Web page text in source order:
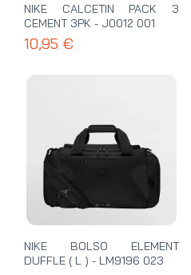
NIKE CALCETIN PACK 3
CEMENT 3PK - J0012 001
10,95 €
NIKE BOLSO ELEMENT
DUFFLE ( L ) - LM9196 023